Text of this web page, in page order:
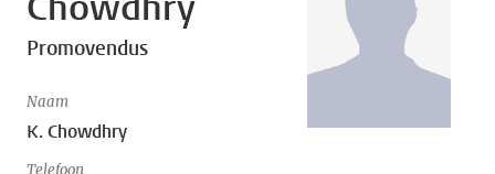
Promovendus
Naam
K. Chowdhry
Telefoon